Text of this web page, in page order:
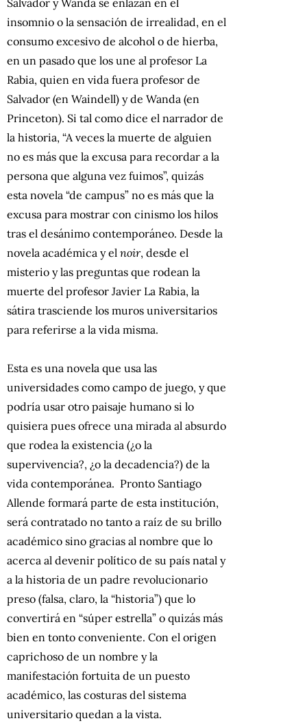
insomnio o la sensación de irrealidad, en el
consumo excesivo de alcohol o de hierba,
en un pasado que los une al profesor La
Rabia, quien en vida fuera profesor de
Salvador (en Waindell) y de Wanda (en
Princeton). Si tal como dice el narrador de
la historia, “A veces la muerte de alguien
no es más que la excusa para recordar a la
persona que alguna vez fuimos”, quizás
esta novela “de campus” no es más que la
excusa para mostrar con cinismo los hilos
tras el desánimo contemporáneo. Desde la
novela académica y el noir, desde el
misterio y las preguntas que rodean la
muerte del profesor Javier La Rabia, la
sátira trasciende los muros universitarios
para referirse a la vida misma.
Esta es una novela que usa las
universidades como campo de juego, y que
podría usar otro paisaje humano si lo
quisiera pues ofrece una mirada al absurdo
que rodea la existencia (¿o la
supervivencia?, ¿o la decadencia?) de la
vida contemporánea. Pronto Santiago
Allende formará parte de esta institución,
será contratado no tanto a raíz de su brillo
académico sino gracias al nombre que lo
acerca al devenir político de su país natal y
a la historia de un padre revolucionario
preso (falsa, claro, la “historia”) que lo
convertirá en “súper estrella” o quizás más
bien en tonto conveniente. Con el origen
caprichoso de un nombre y la
manifestación fortuita de un puesto
académico, las costuras del sistema
universitario quedan a la vista.